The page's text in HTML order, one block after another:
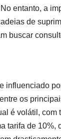
entanto, a
de
buscar
influenciado
os
é volátil,
tarifa de